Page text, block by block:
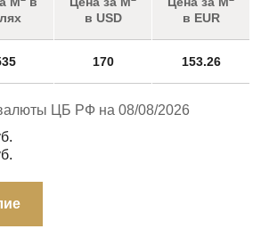
в USD в EUR
170 153.26
ЦБ РФ на 08/08/2026